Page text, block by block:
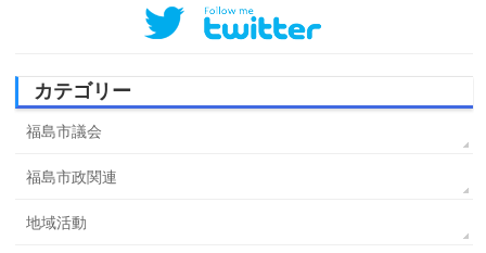
カテゴリー
福島市議会
福島市政関連
地域活動